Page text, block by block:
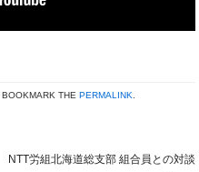
. BOOKMARK THE PERMALINK
NTT労組北海道総支部 組合員との対談